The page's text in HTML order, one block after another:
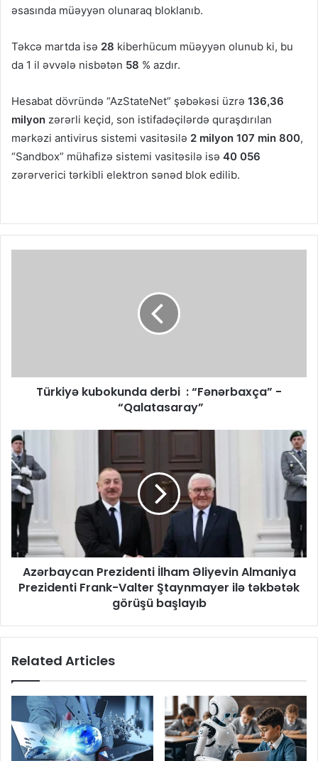
əsasında müəyyən olunaraq bloklanıb.
Təkcə martda isə 28 kiberhücum müəyyən olunub ki, bu
da 1 il əvvələ nisbətən 58 % azdır.
Hesabat dövründə “AzStateNet” şəbəkəsi üzrə 136,36
milyon zərərli keçid, son istifadəçilərdə quraşdırılan
mərkəzi antivirus sistemi vasitəsilə 2 milyon 107 min 800,
“Sandbox” mühafizə sistemi vasitəsilə isə 40 056
zərərverici tərkibli elektron sənəd blok edilib.
Türkiyə kubokunda derbi : “Fənərbaxça” -
“Qalatasaray”
Azərbaycan Prezidenti İlham Əliyevin Almaniya
Prezidenti Frank-Valter Ştaynmayer ilə təkbətək
görüşü başlayıb
Related Articles